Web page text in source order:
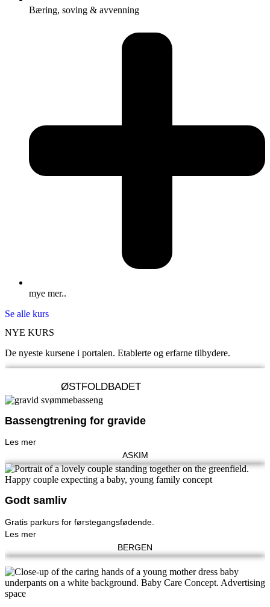
Bæring, soving & avvenning
mye mer..
Se alle kurs
NYE KURS
De nyeste kursene i portalen. Etablerte og erfarne tilbydere.
ØSTFOLDBADET
Bassengtrening for gravide
Les mer
ASKIM
Godt samliv
Gratis parkurs for førstegangsfødende.
Les mer
BERGEN